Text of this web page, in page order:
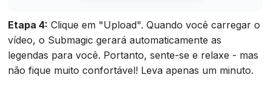
Etapa 4: Clique em "Upload". Quando você carregar o
vídeo, o Submagic gerará automaticamente as
legendas para você. Portanto, sente-se e relaxe - mas
não fique muito confortável! Leva apenas um minuto.